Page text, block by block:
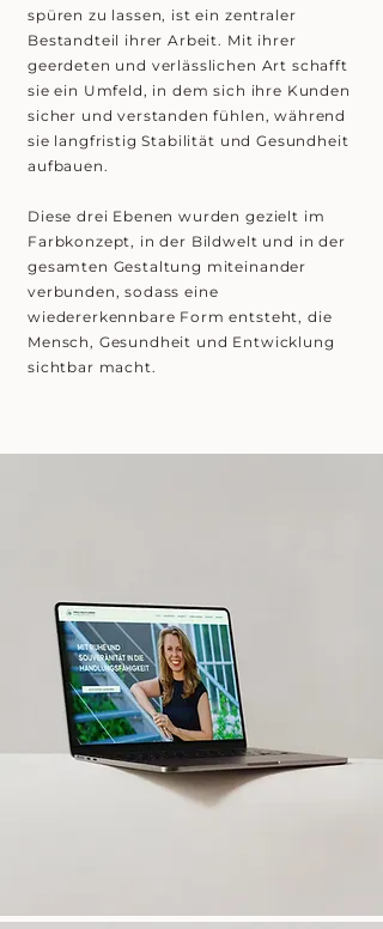
spüren zu lassen, ist ein zentraler
Bestandteil ihrer Arbeit. Mit ihrer
geerdeten und verlässlichen Art schafft
sie ein Umfeld, in dem sich ihre Kunden
sicher und verstanden fühlen, während
sie langfristig Stabilität und Gesundheit
aufbauen.​
Diese drei Ebenen wurden gezielt im
Farbkonzept, in der Bildwelt und in der
gesamten Gestaltung miteinander
verbunden, sodass eine
wiedererkennbare Form entsteht, die
Mensch, Gesundheit und Entwicklung
sichtbar macht.